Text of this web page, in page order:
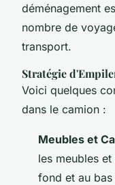
déménagement
nombre de
transport.
Stratégie
Voici quelques
dans le camion :
Meubles et
les meubles
fond et au